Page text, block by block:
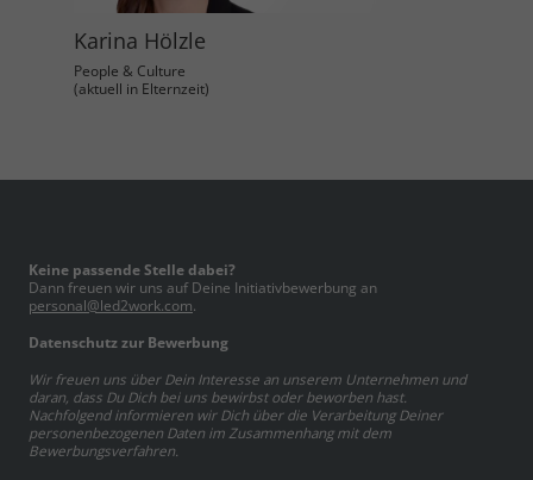
Karina Hölzle
People & Culture
(aktuell in Elternzeit)
Keine passende Stelle dabei?
Dann freuen wir uns auf Deine Initiativbewerbung an
personal@led2work.com.
Datenschutz zur Bewerbung
Wir freuen uns über Dein Interesse an unserem Unternehmen und
daran, dass Du Dich bei uns bewirbst oder beworben hast.
Nachfolgend informieren wir Dich über die Verarbeitung Deiner
personenbezogenen Daten im Zusammenhang mit dem
Bewerbungsverfahren.